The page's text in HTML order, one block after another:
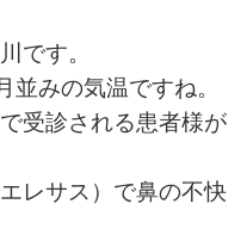
です。
みの気温ですね。
受診される患者様が
レサス）で鼻の不快